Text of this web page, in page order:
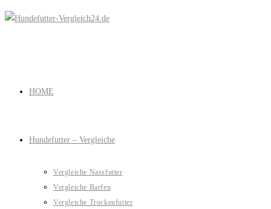
Zum
HOME
Hundefutter – Vergleiche
Vergleiche Nassfutter
Vergleiche Barfen
Vergleiche Trockenfutter